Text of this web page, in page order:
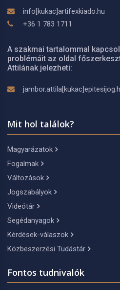
info[kukac]artifexkiado.hu
+36 1 783 1711
A szakmai tartalommal
problémáit az oldal
Attilának jelezheti:
Mit hol találok?
Magyarázatok
Fogalmak
Változások
Jogszabályok
Videótár
Segédanyagok
Kérdések-válaszok
Közbeszerzési Tudástár
Fontos tudnivalók